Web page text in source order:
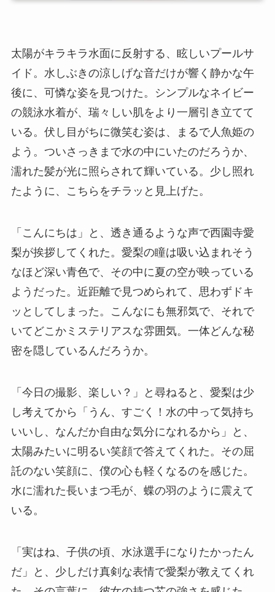
太陽がキラキラ水面に反射する、眩しいプールサ
イド。水しぶきの涼しげな音だけが響く静かな午
後に、可憐な姿を見つけた。シンプルなネイビー
の競泳水着が、瑞々しい肌をより一層引き立てて
いる。伏し目がちに微笑む姿は、まるで人魚姫の
よう。ついさっきまで水の中にいたのだろうか、
濡れた髪が光に照らされて輝いている。少し照れ
たように、こちらをチラッと見上げた。
「こんにちは」と、透き通るような声で西園寺愛
梨が挨拶してくれた。愛梨の瞳は吸い込まれそう
なほど深い青色で、その中に夏の空が映っている
ようだった。近距離で見つめられて、思わずドキ
ッとしてしまった。こんなにも無邪気で、それで
いてどこかミステリアスな雰囲気。一体どんな秘
密を隠しているんだろうか。
「今日の撮影、楽しい？」と尋ねると、愛梨は少
し考えてから「うん、すごく！水の中って気持ち
いいし、なんだか自由な気分になれるから」と、
太陽みたいに明るい笑顔で答えてくれた。その屈
託のない笑顔に、僕の心も軽くなるのを感じた。
水に濡れた長いまつ毛が、蝶の羽のように震えて
いる。
「実はね、子供の頃、水泳選手になりたかったん
だ」と、少しだけ真剣な表情で愛梨が教えてくれ